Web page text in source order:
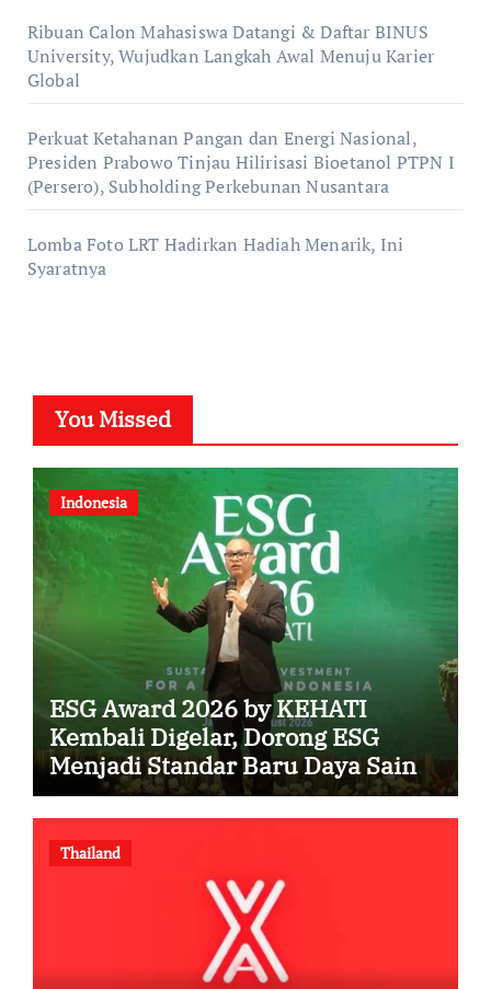
Ribuan Calon Mahasiswa Datangi & Daftar BINUS
University, Wujudkan Langkah Awal Menuju Karier
Global
Perkuat Ketahanan Pangan dan Energi Nasional,
Presiden Prabowo Tinjau Hilirisasi Bioetanol PTPN I
(Persero), Subholding Perkebunan Nusantara
Lomba Foto LRT Hadirkan Hadiah Menarik, Ini
Syaratnya
You Missed
Indonesia
ESG Award 2026 by KEHATI
Kembali Digelar, Dorong ESG
Menjadi Standar Baru Daya Saing
Bisnis Indonesia
Thailand